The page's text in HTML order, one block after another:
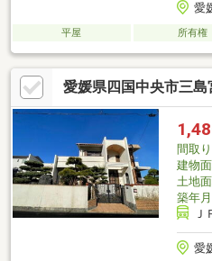
愛
平屋 所有権
愛媛県四国中央市三
間取り
建物
土地
築年月
愛